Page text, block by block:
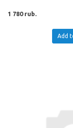
1 780 rub.
Add